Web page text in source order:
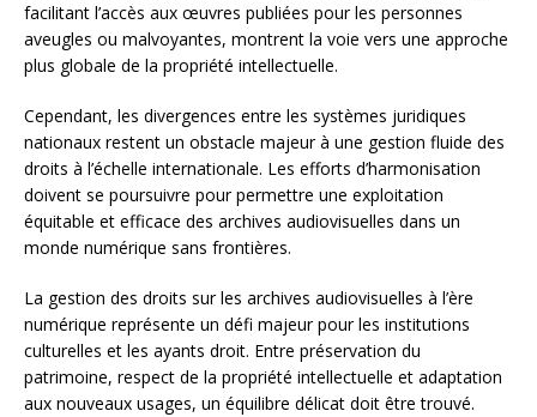
facilitant l’accès aux œuvres publiées pour les personnes
aveugles ou malvoyantes, montrent la voie vers une approche
plus globale de la propriété intellectuelle.
Cependant, les divergences entre les systèmes juridiques
nationaux restent un obstacle majeur à une gestion fluide des
droits à l’échelle internationale. Les efforts d’harmonisation
doivent se poursuivre pour permettre une exploitation
équitable et efficace des archives audiovisuelles dans un
monde numérique sans frontières.
La gestion des droits sur les archives audiovisuelles à l’ère
numérique représente un défi majeur pour les institutions
culturelles et les ayants droit. Entre préservation du
patrimoine, respect de la propriété intellectuelle et adaptation
aux nouveaux usages, un équilibre délicat doit être trouvé.